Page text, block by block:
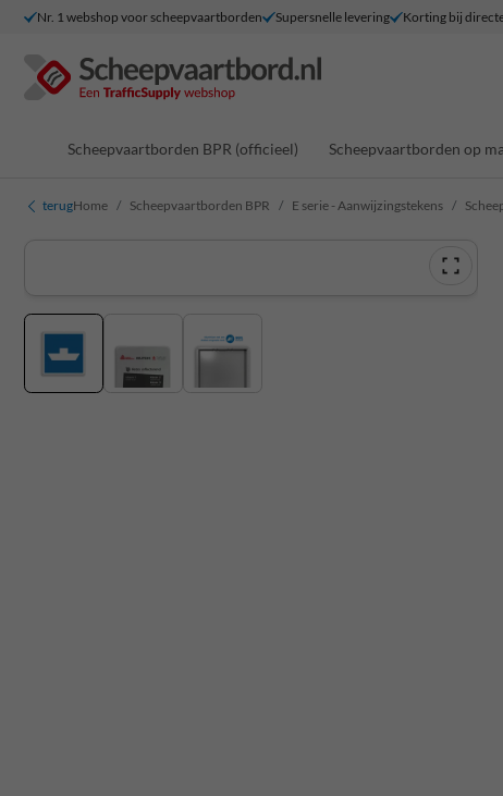
Nr. 1 webshop voor scheepvaartborden Supersnelle levering Korting bij
Scheepvaartborden BPR (officieel) Scheepvaartborden op
terugHome Scheepvaartborden BPR E serie - Aanwijzingstekens